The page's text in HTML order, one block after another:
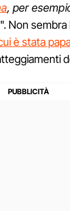
, per
". Non sembra
è stata